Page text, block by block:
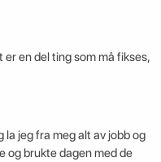
en del ting som må fikses,
la jeg fra meg alt av jobb og
og brukte dagen med de